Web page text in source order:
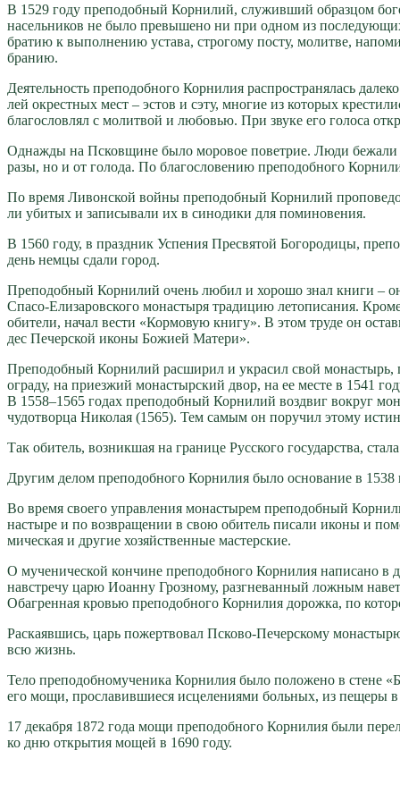
В 1529 го­ду пре­по­доб­ный Кор­ни­лий, слу­жив­ший об­раз­цом
на­сель­ни­ков не бы­ло пре­вы­ше­но ни при од­ном из
бра­тию к вы­пол­не­нию уста­ва, стро­го­му по­сту, мо­лит­ве,
бра­нию.
Де­я­тель­ность пре­по­доб­но­го Кор­ни­лия рас­про­стра­ня­лась
лей окрест­ных мест – эс­тов и сэту, мно­гие из ко­то­рых
бла­го­слов­лял с мо­лит­вой и лю­бо­вью. При зву­ке его го­ло­са
Од­на­жды на Псков­щине бы­ло мо­ро­вое по­вет­рие. Лю­ди бе­жа­ли
ра­зы, но и от го­ло­да. По бла­го­сло­ве­нию пре­по­доб­но­го
По вре­мя Ли­вон­ской вой­ны пре­по­доб­ный Кор­ни­лий
ли уби­тых и за­пи­сы­ва­ли их в си­но­ди­ки для по­ми­но­ве­ния.
В 1560 го­ду, в празд­ник Успе­ния Пре­свя­той Бо­го­ро­ди­цы,
день нем­цы сда­ли го­род.
Пре­по­доб­ный Кор­ни­лий очень лю­бил и хо­ро­шо знал кни­ги –
Спа­со-Ели­за­ров­ско­го мо­на­сты­ря тра­ди­цию ле­то­пи­са­ния.
оби­те­ли, на­чал ве­сти «Кор­мо­вую кни­гу». В этом тру­де он
дес Пе­чер­ской ико­ны Бо­жи­ей Ма­те­ри».
Пре­по­доб­ный Кор­ни­лий рас­ши­рил и укра­сил свой мо­на­стырь,
огра­ду, на при­ез­жий мо­на­стыр­ский двор, на ее ме­сте в 1541
В 1558–1565 го­дах пре­по­доб­ный Кор­ни­лий воз­двиг во­круг
чу­до­твор­ца Ни­ко­лая (1565). Тем са­мым он по­ру­чил это­му
Так оби­тель, воз­ник­шая на гра­ни­це Рус­ско­го го­су­дар­ства,
Дру­гим де­лом пре­по­доб­но­го Кор­ни­лия бы­ло ос­но­ва­ние в
Во вре­мя сво­е­го управ­ле­ния мо­на­сты­рем пре­по­доб­ный
на­сты­ре и по воз­вра­ще­нии в свою оби­тель пи­са­ли ико­ны и
ми­че­ская и дру­гие хо­зяй­ствен­ные ма­стер­ские.
О му­че­ни­че­ской кон­чине пре­по­доб­но­го Кор­ни­лия на­пи­са­но
на­встре­чу ца­рю Иоан­ну Гроз­но­му, раз­гне­ван­ный лож­ным
Обаг­рен­ная кро­вью пре­по­доб­но­го Кор­ни­лия до­рож­ка, по
Рас­ка­яв­шись, царь по­жерт­во­вал Пско­во-Пе­чер­ско­му
всю жизнь.
Те­ло пре­по­доб­но­му­че­ни­ка Кор­ни­лия бы­ло по­ло­же­но в стене
его мо­щи, про­сла­вив­ши­е­ся ис­це­ле­ни­я­ми боль­ных, из пе­ще­ры
17 де­каб­ря 1872 го­да мо­щи пре­по­доб­но­го Кор­ни­лия бы­ли
ко дню от­кры­тия мо­щей в 1690 го­ду.